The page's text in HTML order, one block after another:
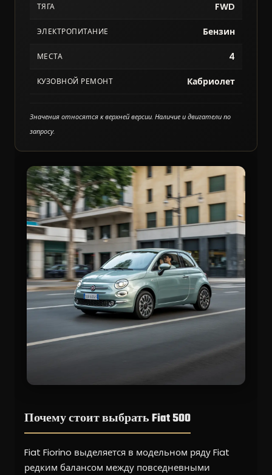
ТЯГА FWD
ЭЛЕКТРОПИТАНИЕ Бензин
МЕСТА 4
КУЗОВНОЙ РЕМОНТ Кабриолет
Значения относятся к верхней версии. Наличие и двигатели по
запросу.
Почему стоит выбрать Fiat 500
Fiat Fiorino выделяется в модельном ряду Fiat
редким балансом между повседневными